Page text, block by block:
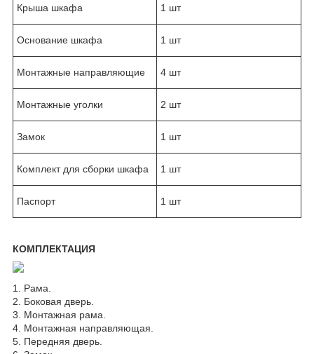
Крыша шкафа 1 шт
Основание шкафа 1 шт
Монтажные направляющие 4 шт
Монтажные уголки 2 шт
Замок 1 шт
Комплект для сборки шкафа 1 шт
Паспорт 1 шт
КОМПЛЕКТАЦИЯ
1. Рама.
2. Боковая дверь.
3. Монтажная рама.
4. Монтажная направляющая.
5. Передняя дверь.